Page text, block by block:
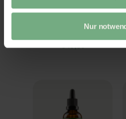
Nur
€19,80